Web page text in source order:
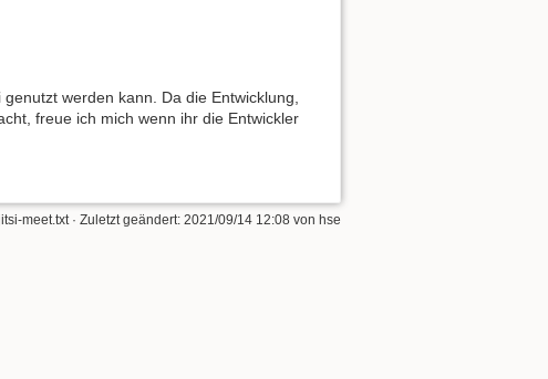
werden kann. Da die Entwicklung,
freue ich mich wenn ihr die Entwickler
meet.txt· Zuletzt geändert: 2021/09/14 12:08 von hse